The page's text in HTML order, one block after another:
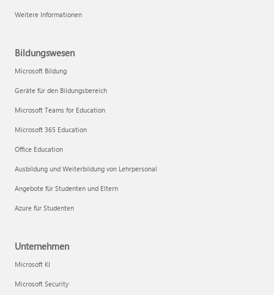
Weitere Informationen
Bildungswesen
Microsoft Bildung
Geräte für den Bildungsbereich
Microsoft Teams for Education
Microsoft 365 Education
Office Education
Ausbildung und Weiterbildung von Lehrpersonal
Angebote für Studenten und Eltern
Azure für Studenten
Unternehmen
Microsoft KI
Microsoft Security